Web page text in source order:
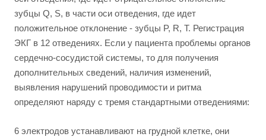
зубцы Q, S, в части оси отведения, где идет
положительное отклонение - зубцы P, R, T. Регистрация
ЭКГ в 12 отведениях. Если у пациента проблемы органов
сердечно-сосудистой системы, то для получения
дополнительных сведений, наличия изменений,
выявления нарушений проводимости и ритма
определяют наряду с тремя стандартными отведениями:
6 электродов устанавливают на грудной клетке, они